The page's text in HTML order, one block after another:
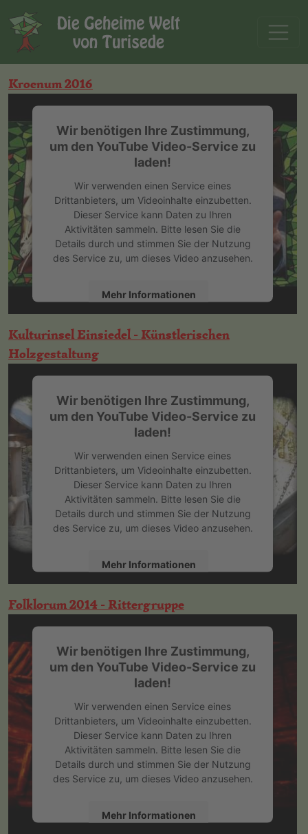
Kroenum 2016
Wir benötigen Ihre Zustimmung,
um den YouTube Video-Service zu
laden!
Wir verwenden einen Service eines
Drittanbieters, um Videoinhalte einzubetten.
Dieser Service kann Daten zu Ihren
Aktivitäten sammeln. Bitte lesen Sie die
Details durch und stimmen Sie der Nutzung
des Service zu, um dieses Video anzusehen.
Mehr Informationen
Akzeptieren
powered by
Kulturinsel Einsiedel - Künstlerischen
Holzgestaltung
Wir benötigen Ihre Zustimmung,
um den YouTube Video-Service zu
laden!
Wir verwenden einen Service eines
Drittanbieters, um Videoinhalte einzubetten.
Dieser Service kann Daten zu Ihren
Aktivitäten sammeln. Bitte lesen Sie die
Details durch und stimmen Sie der Nutzung
des Service zu, um dieses Video anzusehen.
Mehr Informationen
Akzeptieren
powered byUsercentrics Consent
Folklorum 2014 - Rittergruppe
Wir benötigen Ihre Zustimmung,
um den YouTube Video-Service zu
laden!
Wir verwenden einen Service eines
Drittanbieters, um Videoinhalte einzubetten.
Dieser Service kann Daten zu Ihren
Aktivitäten sammeln. Bitte lesen Sie die
Details durch und stimmen Sie der Nutzung
des Service zu, um dieses Video anzusehen.
Mehr Informationen